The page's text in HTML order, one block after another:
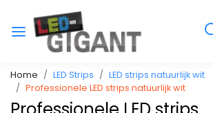
Home LED Strips
LED strips natuurlijk wit
Professionele LED strips natuurlijk wit